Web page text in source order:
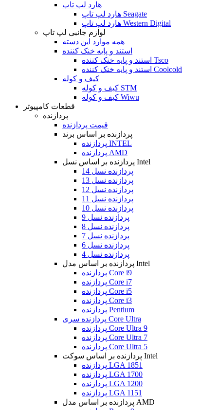
هارد لپ تاپ
هارد لپ تاپ Seagate
هارد لپ تاپ Western Digital
لوازم جانبی لپ تاپ
همه موارد این دسته
استند و پایه خنک کننده
استند و پایه خنک کننده Tsco
استند و پایه خنک کننده Coolcold
کیف و کوله
کیف و کوله STM
کیف و کوله Wiwu
قطعات کامپیوتر
پردازنده
قیمت پردازنده
پردازنده بر اساس برند
پردازنده INTEL
پردازنده AMD
پردازنده بر اساس نسل Intel
پردازنده نسل 14
پردازنده نسل 13
پردازنده نسل 12
پردازنده نسل 11
پردازنده نسل 10
پردازنده نسل 9
پردازنده نسل 8
پردازنده نسل 7
پردازنده نسل 6
پردازنده نسل 4
پردازنده بر اساس مدل Intel
پردازنده Core i9
پردازنده Core i7
پردازنده Core i5
پردازنده Core i3
پردازنده Pentium
پردازنده سری Core Ultra
پردازنده Core Ultra 9
پردازنده Core Ultra 7
پردازنده Core Ultra 5
پردازنده بر اساس سوکت Intel
پردازنده LGA 1851
پردازنده LGA 1700
پردازنده LGA 1200
پردازنده LGA 1151
پردازنده بر اساس مدل AMD